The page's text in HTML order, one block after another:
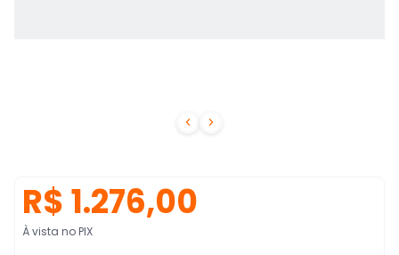
 
R$ 1.276,00
À vista no PIX